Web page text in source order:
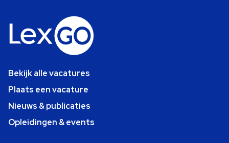
Bekijk alle vacatures
Plaats een vacature
Nieuws & publicaties
Opleidingen & events